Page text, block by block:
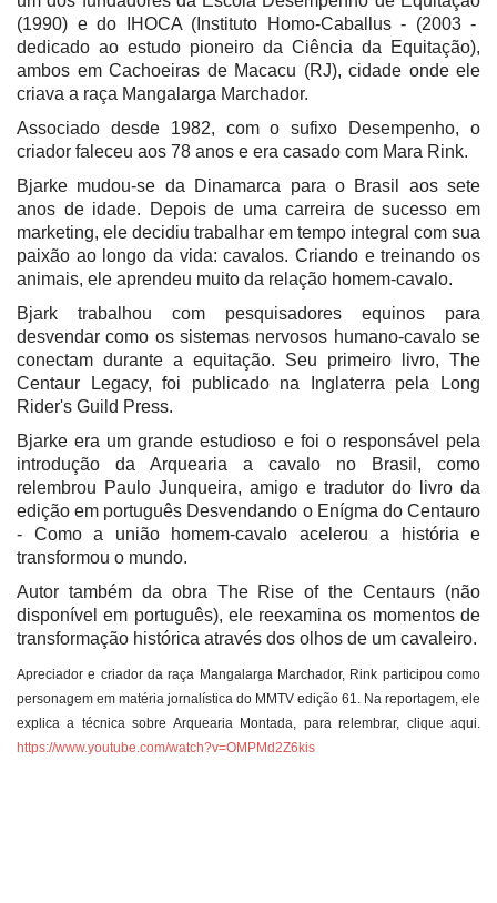
(1990) e do IHOCA (Instituto Homo-Caballus - (2003 -
dedicado ao estudo pioneiro da Ciência da Equitação),
ambos em Cachoeiras de Macacu (RJ), cidade onde ele
criava a raça Mangalarga Marchador.
Associado desde 1982, com o sufixo Desempenho, o
criador faleceu aos 78 anos e era casado com Mara Rink.
Bjarke mudou-se da Dinamarca para o Brasil aos sete
anos de idade. Depois de uma carreira de sucesso em
marketing, ele decidiu trabalhar em tempo integral com sua
paixão ao longo da vida: cavalos. Criando e treinando os
animais, ele aprendeu muito da relação homem-cavalo.
Bjark trabalhou com pesquisadores equinos para
desvendar como os sistemas nervosos humano-cavalo se
conectam durante a equitação. Seu primeiro livro, The
Centaur Legacy, foi publicado na Inglaterra pela Long
Rider's Guild Press.
Bjarke era um grande estudioso e foi o responsável pela
introdução da Arquearia a cavalo no Brasil, como
relembrou Paulo Junqueira, amigo e tradutor do livro da
edição em português Desvendando o Enígma do Centauro
- Como a união homem-cavalo acelerou a história e
transformou o mundo.
Autor também da obra The Rise of the Centaurs (não
disponível em português), ele reexamina os momentos de
transformação histórica através dos olhos de um cavaleiro.
Apreciador e criador da raça Mangalarga Marchador, Rink participou como
personagem em matéria jornalística do MMTV edição 61. Na reportagem, ele
explica a técnica sobre Arquearia Montada, para relembrar, clique aqui.
https://www.youtube.com/watch?v=OMPMd2Z6kis